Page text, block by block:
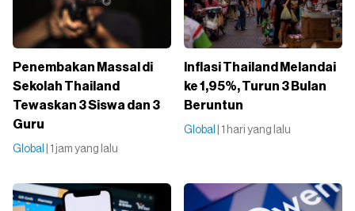
Penembakan Massal di
Sekolah Thailand
Tewaskan 3 Siswa dan 3
Guru
Global | 1 jam yang lalu
Inflasi Thailand Melandai
ke 1,95%, Turun 3 Bulan
Beruntun
Global | 1 hari yang lalu